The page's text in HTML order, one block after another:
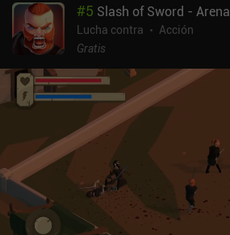
#5 Slash of Sword - Arena
Lucha contra
Acción
Gratis